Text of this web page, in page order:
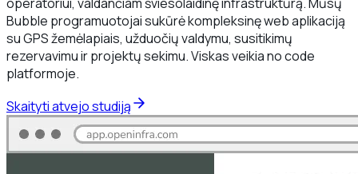
Bubble programuotojai sukūrė kompleksinę web aplikaciją
su GPS žemėlapiais, užduočių valdymu, susitikimų
rezervavimu ir projektų sekimu. Viskas veikia no code
platformoje.
Skaityti atvejo studiją